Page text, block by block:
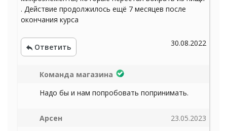
. Действие продолжилось ещё 7 месяцев после
окончания курса
30.08.2022
Ответить
Команда магазина
Надо бы и нам попробовать попринимать.
Арсен
23.05.2023